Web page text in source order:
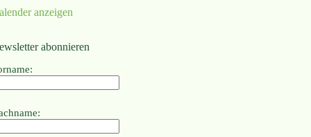
anzeigen
abonnieren